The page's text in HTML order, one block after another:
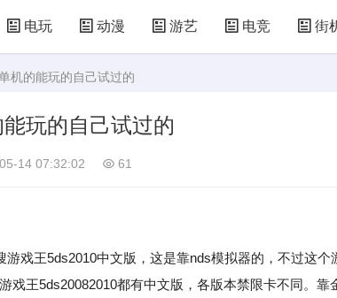
电玩 动漫 游艺 电竞 街
娃娃机
机的能玩的自己试过的
玩的自己试过的
14 07:32:02 61
王5ds2010中文版，这是靠nds模拟器的，不过这个
戏王5ds20082010都有中文版，各版本禁限卡不同。